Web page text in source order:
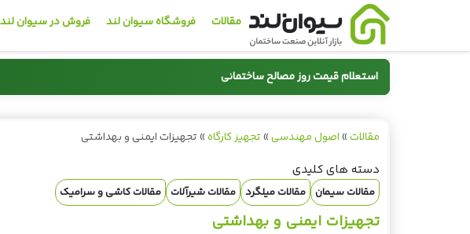
مقالات فروشگاه سیوان لند فروش در سیوان لند
استعلام قیمت روز مصالح ساختمانی
مقالات»اصول مهندسی»تجهیز کارگاه»تجهیزات ایمنی و بهداشتی
دسته های کلیدی
مقالات سیمان مقالات میلگرد مقالات شیرآلات مقالات کاشی و سرامیک
تجهیزات ایمنی و بهداشتی
قیمت روز میلگرد
مشاهده قیمت
قیمت روز سیمان
مشاهده قیمت